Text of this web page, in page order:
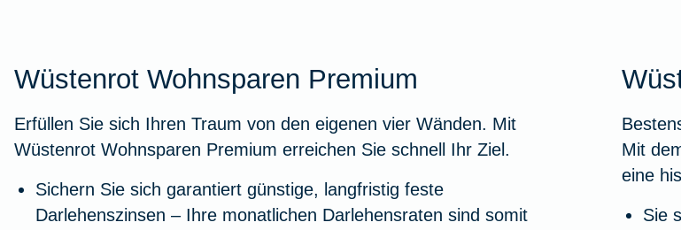
Wüstenrot Wohnsparen Premium
Erfüllen Sie sich Ihren Traum von den eigenen vier Wänden. Mit
Wüstenrot Wohnsparen Premium erreichen Sie schnell Ihr Ziel.
Sichern Sie sich garantiert günstige, langfristig feste
Darlehenszinsen – Ihre monatlichen Darlehensraten sind somit
Mit
eine
Sie